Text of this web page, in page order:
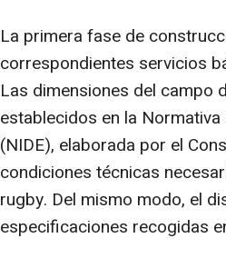
La primera fase de
correspondientes servicios
Las dimensiones del campo
establecidos en la
(NIDE), elaborada por el
condiciones técnicas
rugby. Del mismo modo, el
especificaciones recogidas